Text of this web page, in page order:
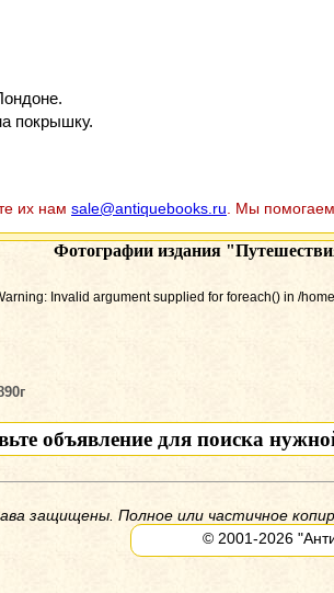
покрышку.
их нам sale@antiquebooks.ru . Мы
Фотографии издания
Invalid argument supplied for foreach() in /
объявление для поиска
защищены. Полное или частичное
© 2001-2026